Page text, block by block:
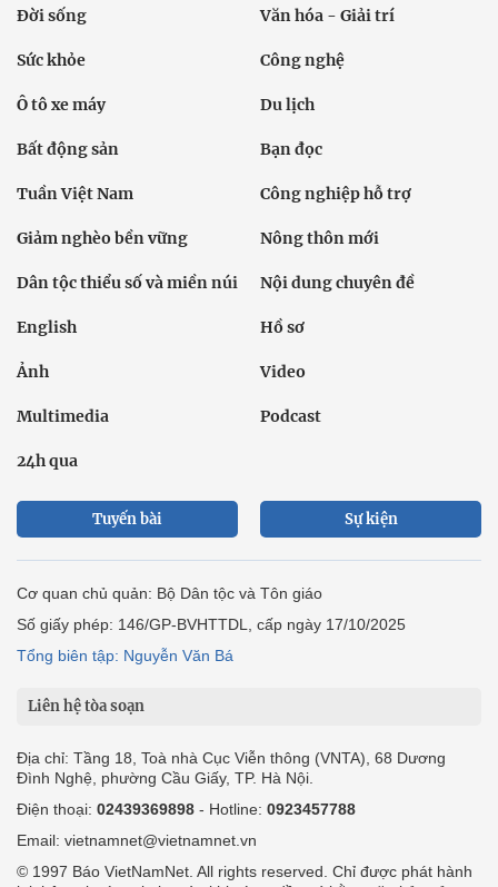
Đời sống Văn hóa - Giải trí
Sức khỏe Công nghệ
Ô tô xe máy Du lịch
Bất động sản Bạn đọc
Tuần Việt Nam Công nghiệp hỗ trợ
Giảm nghèo bền vững Nông thôn mới
Dân tộc thiểu số và miền núi Nội dung chuyên đề
English Hồ sơ
Ảnh Video
Multimedia Podcast
24h qua
Tuyến bài Sự kiện
Cơ quan chủ quản: Bộ Dân tộc và Tôn giáo
Số giấy phép: 146/GP-BVHTTDL, cấp ngày 17/10/2025
Tổng biên tập: Nguyễn Văn Bá
Liên hệ tòa soạn
Địa chỉ: Tầng 18, Toà nhà Cục Viễn thông (VNTA), 68 Dương
Đình Nghệ, phường Cầu Giấy, TP. Hà Nội.
Điện thoại: 02439369898 - Hotline: 0923457788
Email: vietnamnet@vietnamnet.vn
© 1997 Báo VietNamNet. All rights reserved. Chỉ được phát hành